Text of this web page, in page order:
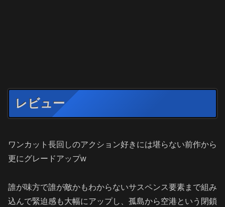
レビュー
ワンカット長回しのアクション好きには堪らない前作から
更にグレードアップw
誰が味方で誰が敵かもわからないサスペンス要素まで組み
込んで緊迫感も大幅にアップし、孤島から空港という閉鎖